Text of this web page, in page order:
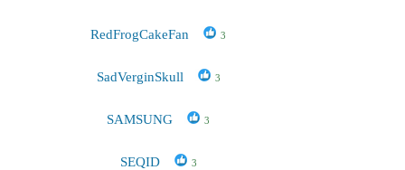
RedFrogCakeFan 3
SadVerginSkull 3
SAMSUNG 3
SEQID 3